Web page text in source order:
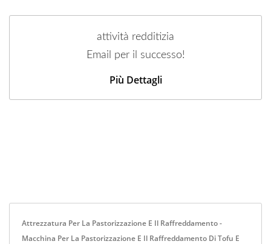
attività redditizia
Email per il successo!
Più Dettagli
Attrezzatura Per La Pastorizzazione E Il Raffreddamento -
Macchina Per La Pastorizzazione E Il Raffreddamento Di Tofu E